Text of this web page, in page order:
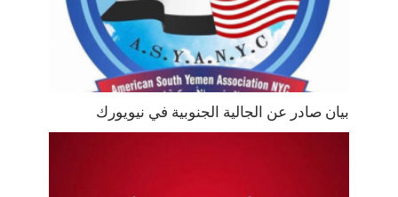
بيان صادر عن الجالية الجنوبية في نيويورك